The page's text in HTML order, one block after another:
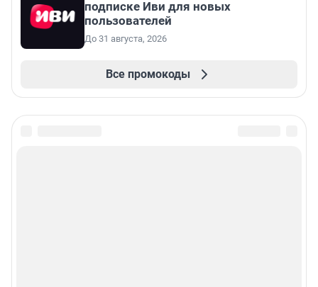
подписке Иви для новых
пользователей
До 31 августа, 2026
Все промокоды